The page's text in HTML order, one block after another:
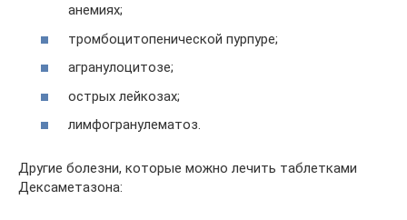
анемиях;
тромбоцитопенической пурпуре;
агранулоцитозе;
острых лейкозах;
лимфогранулематоз.
Другие болезни, которые можно лечить таблетками
Дексаметазона: